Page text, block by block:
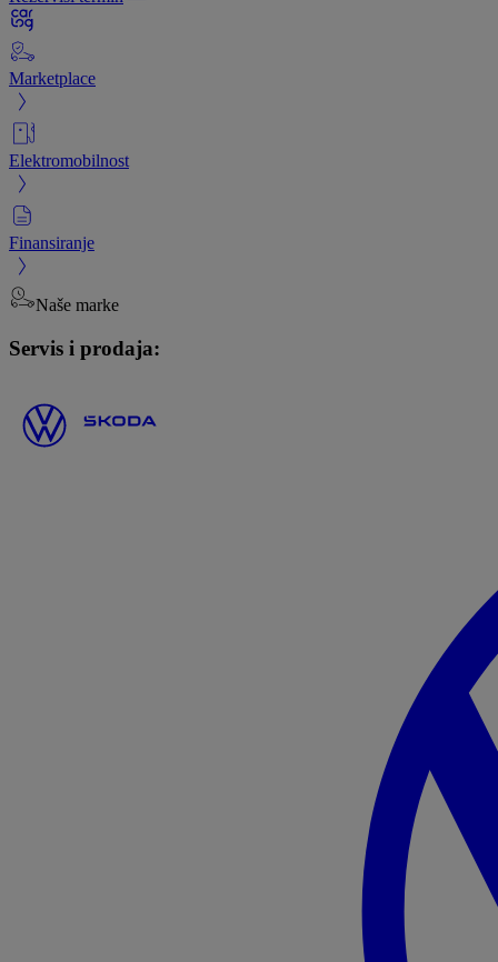
Marketplace
Elektromobilnost
Finansiranje
Naše marke
Servis i prodaja: